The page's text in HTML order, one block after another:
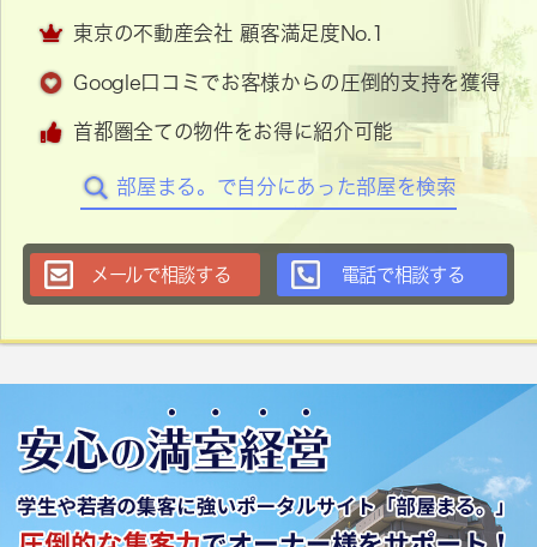
東京の不動産会社 顧客満足度No.1
Google口コミでお客様からの圧倒的支持を獲得
首都圏全ての物件をお得に紹介可能
部屋まる。で自分にあった部屋を検索
メールで相談する 電話で相談する